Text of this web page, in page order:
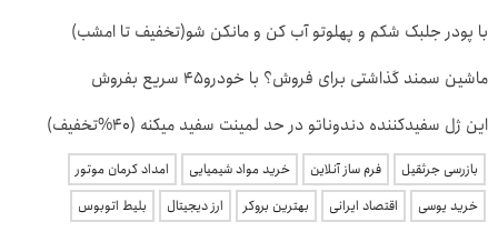
با پودر جلبک شکم و پهلوتو آب کن و مانکن شو(تخفیف تا امشب)
ماشین سمند گذاشتی برای فروش؟ با خودرو45 سریع بفروش
این ژل سفیدکننده دندوناتو در حد لمینت سفید میکنه (40%تخفیف)
بازرسی جرثقیل فرم ساز آنلاین خرید مواد شیمیایی
امداد کرمان موتور
خرید یوسی
اقتصاد ایرانی بهترین بروکر ارز دیجیتال بلیط اتوبوس